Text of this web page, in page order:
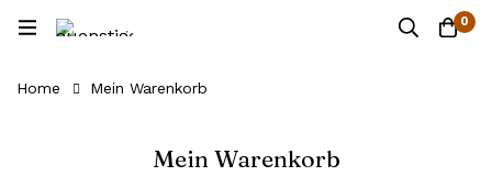
0
Home Mein Warenkorb
Mein Warenkorb